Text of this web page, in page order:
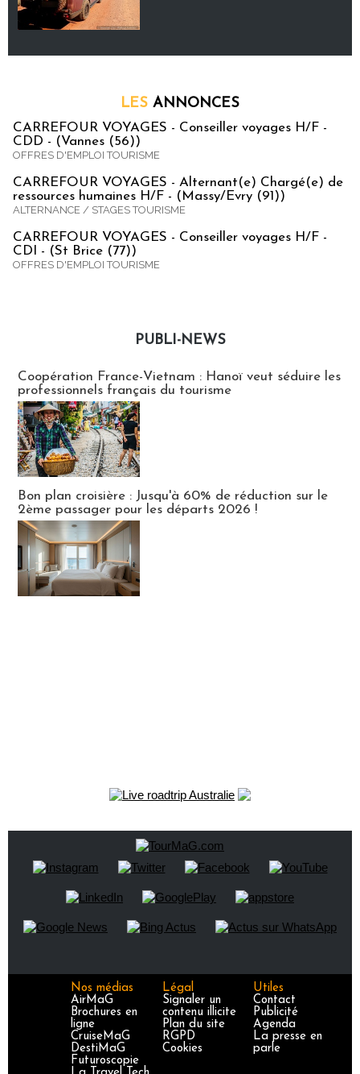
LES ANNONCES
CARREFOUR VOYAGES - Conseiller voyages H/F -
CDD - (Vannes (56))
OFFRES D'EMPLOI TOURISME
CARREFOUR VOYAGES - Alternant(e) Chargé(e) de
ressources humaines H/F - (Massy/Evry (91))
ALTERNANCE / STAGES TOURISME
CARREFOUR VOYAGES - Conseiller voyages H/F -
CDI - (St Brice (77))
OFFRES D'EMPLOI TOURISME
PUBLI-NEWS
Coopération France-Vietnam : Hanoï veut séduire les
professionnels français du tourisme
Bon plan croisière : Jusqu'à 60% de réduction sur le
2ème passager pour les départs 2026 !
Nos médias
AirMaG
Brochures en
ligne
CruiseMaG
DestiMaG
Futuroscopie
Légal
Signaler un
contenu illicite
Plan du site
RGPD
Cookies
Utiles
Contact
Publicité
Agenda
La presse en
parle